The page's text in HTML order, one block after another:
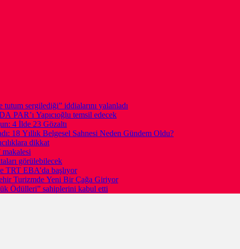
sergilediği” iddialarını yalanladı
PAR’ı Yapıcıoğlu temsil edecek
4 İlde 23 Gözaltı
18 Yıllık Belgesel Sahnesi Neden Gündem Oldu?
dikkat
makalesi
görülebilecek
TRT EBA’da başlıyor
Turizmde Yeni Bir Çağa Giriyor
Ödülleri” sahiplerini kabul etti